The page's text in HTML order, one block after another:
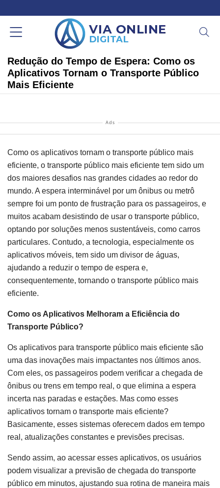
Redução do Tempo de Espera: Como os
Aplicativos Tornam o Transporte Público
Mais Eficiente
Ads
Como os aplicativos tornam o transporte público mais
eficiente, o transporte público mais eficiente tem sido um
dos maiores desafios nas grandes cidades ao redor do
mundo. A espera interminável por um ônibus ou metrô
sempre foi um ponto de frustração para os passageiros, e
muitos acabam desistindo de usar o transporte público,
optando por soluções menos sustentáveis, como carros
particulares. Contudo, a tecnologia, especialmente os
aplicativos móveis, tem sido um divisor de águas,
ajudando a reduzir o tempo de espera e,
consequentemente, tornando o transporte público mais
eficiente.
Como os Aplicativos Melhoram a Eficiência do
Transporte Público?
Os aplicativos para transporte público mais eficiente são
uma das inovações mais impactantes nos últimos anos.
Com eles, os passageiros podem verificar a chegada de
ônibus ou trens em tempo real, o que elimina a espera
incerta nas paradas e estações. Mas como esses
aplicativos tornam o transporte mais eficiente?
Basicamente, esses sistemas oferecem dados em tempo
real, atualizações constantes e previsões precisas.
Sendo assim, ao acessar esses aplicativos, os usuários
podem visualizar a previsão de chegada do transporte
público em minutos, ajustando sua rotina de maneira mais